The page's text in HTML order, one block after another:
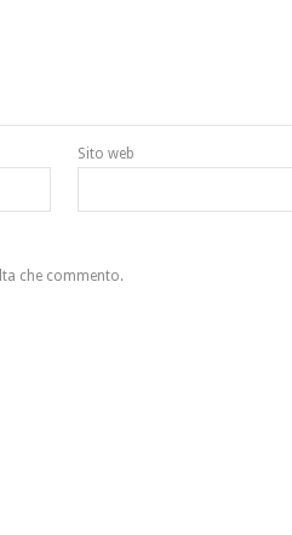
Sito web
che commento.